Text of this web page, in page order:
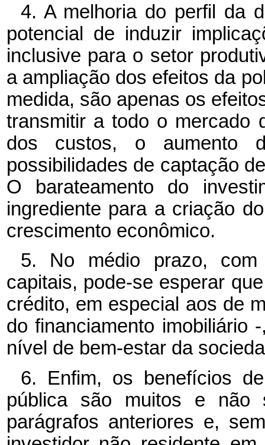
4. A melhoria do perfil da
potencial de induzir
inclusive para o setor
a ampliação dos efeitos da
medida, são apenas os
transmitir a todo o mercado
dos custos, o aumento
possibilidades de captação
O barateamento do
ingrediente para a criação
crescimento econômico.
5. No médio prazo,
capitais, pode-se esperar
crédito, em especial aos de
do financiamento imobiliário
nível de bem-estar da
6. Enfim, os benefícios
pública são muitos e não
parágrafos anteriores e,